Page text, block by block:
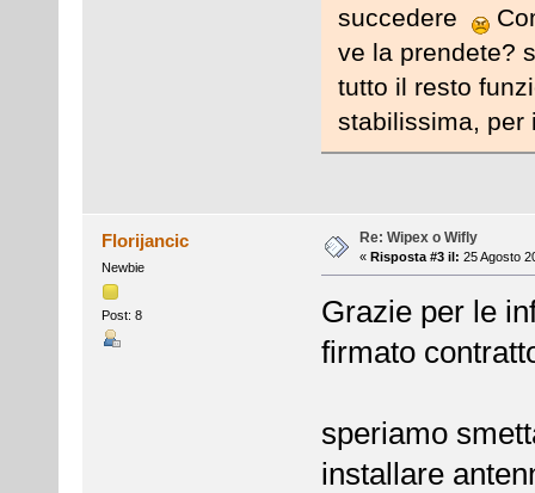
succedere
ve la prendete?
tutto il resto
stabilissima, per
Florijancic
Newbie
Post: 8
Re: Wipex o Wifly
« Risposta #3 il: 25 Agosto
Grazie per le
firmato
speriamo
installare